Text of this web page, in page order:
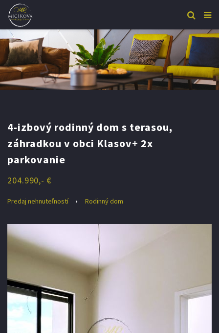
4-izbový rodinný dom s terasou,
záhradkou v obci Klasov+ 2x
parkovanie
204.990,- €
Predaj nehnuteľností Rodinný dom